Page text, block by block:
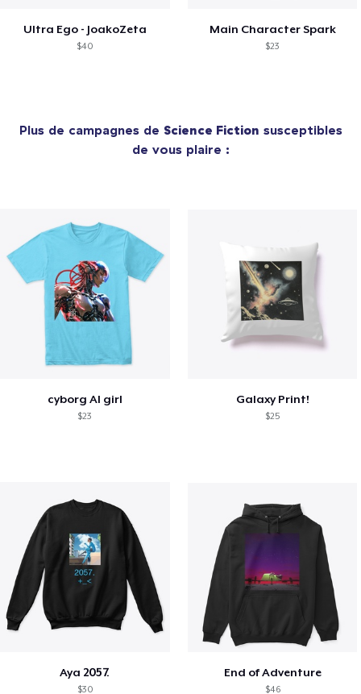
Ultra Ego - JoakoZeta
$40
Main Character Spark
$23
Plus de campagnes de Science Fiction susceptibles
de vous plaire :
cyborg AI girl
$23
Galaxy Print!
$25
Aya 2057.
$30
End of Adventure
$46